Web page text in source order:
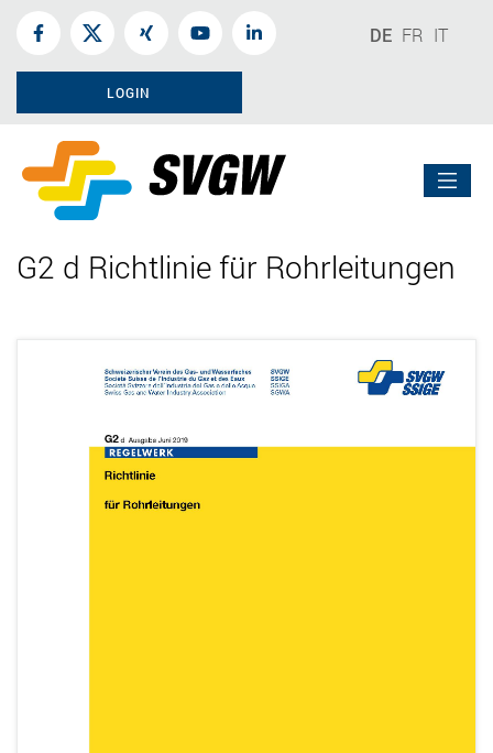
DE FR IT
LOGIN
G2 d Richtlinie für Rohrleitungen